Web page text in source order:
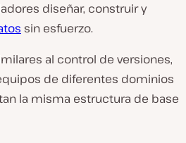
diseñar, construir y
sin esfuerzo.
al control de versiones,
de diferentes dominios
la misma estructura de base